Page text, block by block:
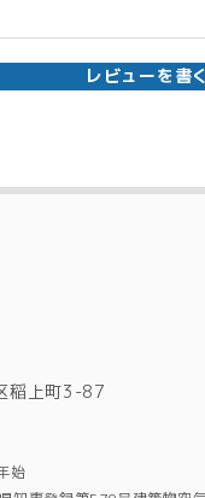
レビューを書
稲上町3-87
始